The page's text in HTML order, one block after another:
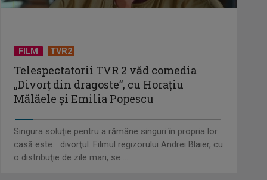
(P) Achizițiile publice depășesc 54
FILM TVR2
Telespectatorii TVR 2 văd comedia
„Divorţ din dragoste”, cu Horaţiu
Mălăele şi Emilia Popescu
Singura soluţie pentru a rămâne singuri în propria lor
casă este... divorţul. Filmul regizorului Andrei Blaier, cu
o distribuţie de zile mari, se ...